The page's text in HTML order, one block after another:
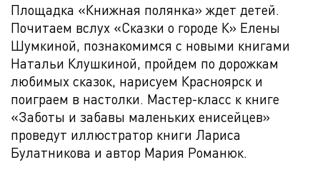
Площадка «Книжная полянка» ждет детей.
Почитаем вслух «Сказки о городе К» Елены
Шумкиной, познакомимся с новыми книгами
Натальи Клушкиной, пройдем по дорожкам
любимых сказок, нарисуем Красноярск и
поиграем в настолки. Мастер-класс к книге
«Заботы и забавы маленьких енисейцев»
проведут иллюстратор книги Лариса
Булатникова и автор Мария Романюк.